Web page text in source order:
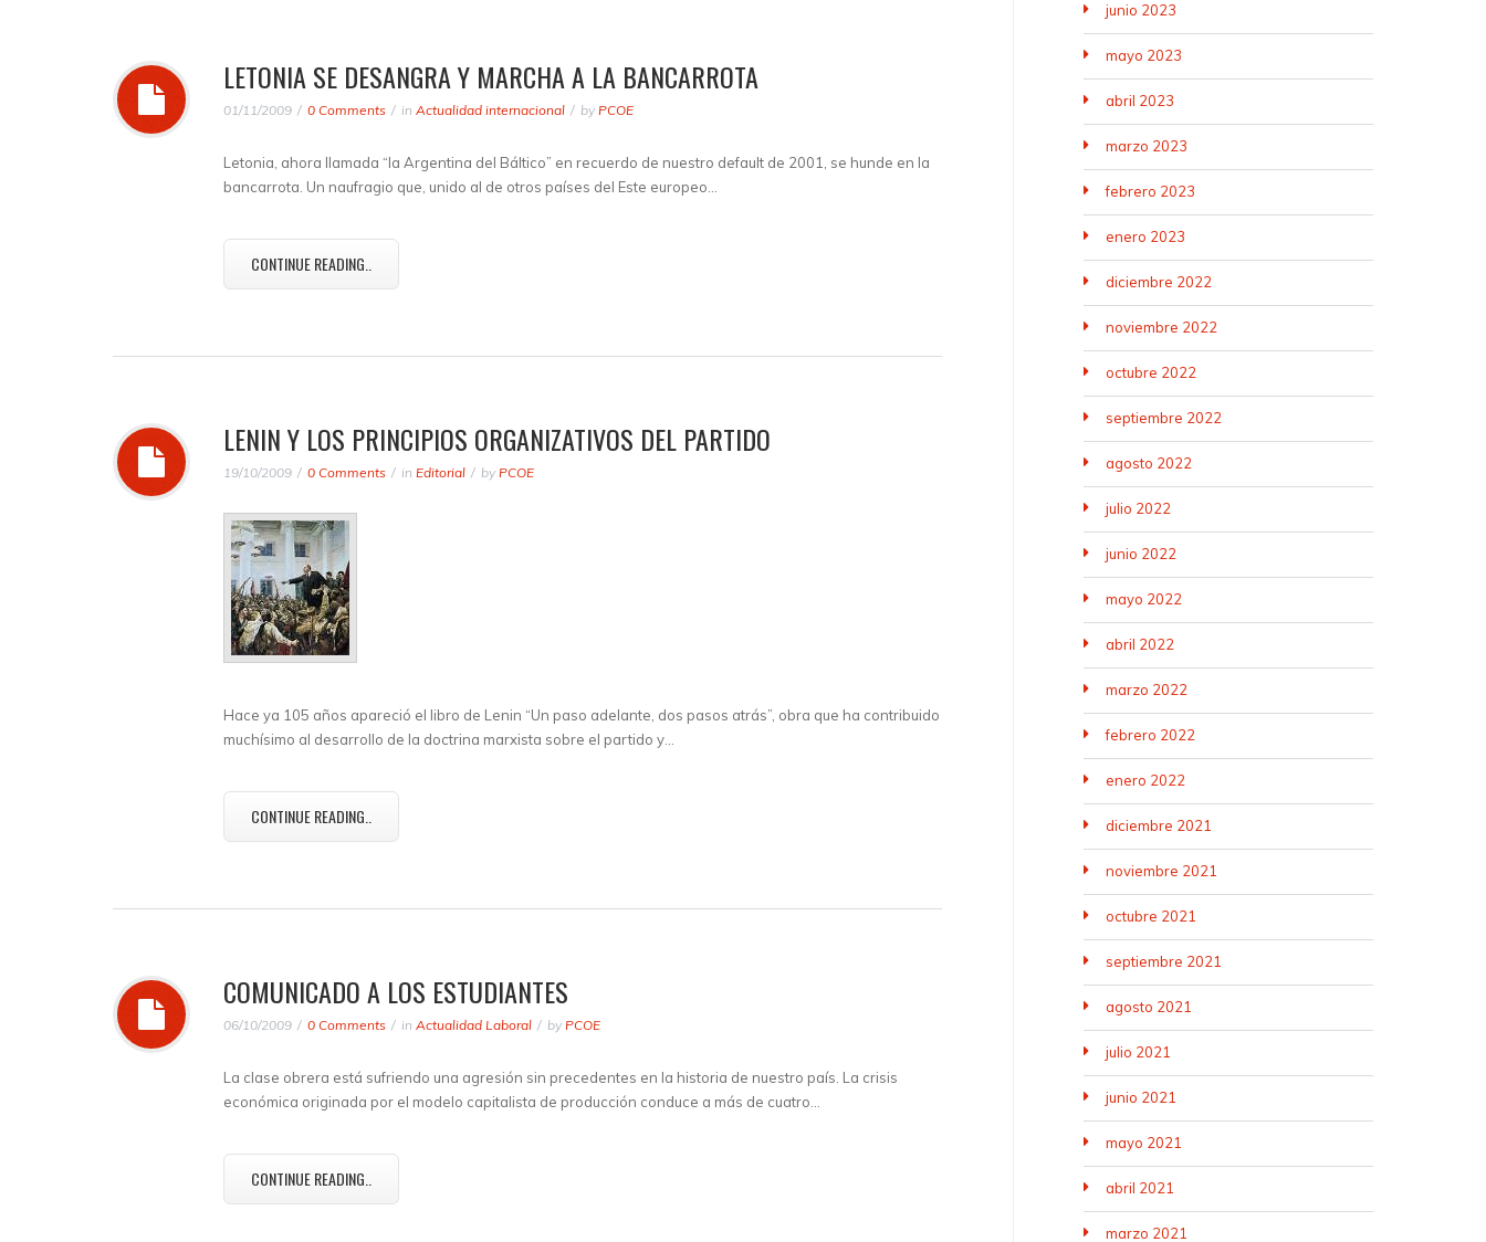
LETONIA SE DESANGRA Y MARCHA A LA BANCARROTA
01/11/2009 0 Comments in Actualidad internacional by PCOE
Letonia, ahora llamada “la Argentina del Báltico” en recuerdo de nuestro default de 2001, se hunde en la
bancarrota. Un naufragio que, unido al de otros países del Este europeo…
CONTINUE READING..
LENIN Y LOS PRINCIPIOS ORGANIZATIVOS DEL PARTIDO
19/10/2009 0 Comments in Editorial by PCOE
Hace ya 105 años apareció el libro de Lenin “Un paso adelante, dos pasos atrás”, obra que ha contribuido
muchísimo al desarrollo de la doctrina marxista sobre el partido y…
CONTINUE READING..
COMUNICADO A LOS ESTUDIANTES
06/10/2009 0 Comments in Actualidad Laboral by PCOE
La clase obrera está sufriendo una agresión sin precedentes en la historia de nuestro país. La crisis
económica originada por el modelo capitalista de producción conduce a más de cuatro…
CONTINUE READING..
junio 2023
mayo 2023
abril 2023
marzo 2023
febrero 2023
enero 2023
diciembre 2022
noviembre 2022
octubre 2022
septiembre 2022
agosto 2022
julio 2022
junio 2022
mayo 2022
abril 2022
marzo 2022
febrero 2022
enero 2022
diciembre 2021
noviembre 2021
octubre 2021
septiembre 2021
agosto 2021
julio 2021
junio 2021
mayo 2021
abril 2021
marzo 2021